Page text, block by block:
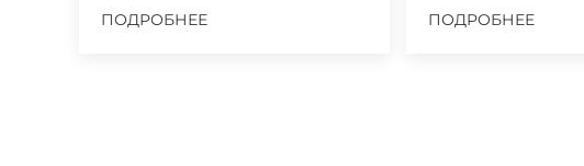
ПОДРОБНЕЕ ПОДРОБНЕЕ